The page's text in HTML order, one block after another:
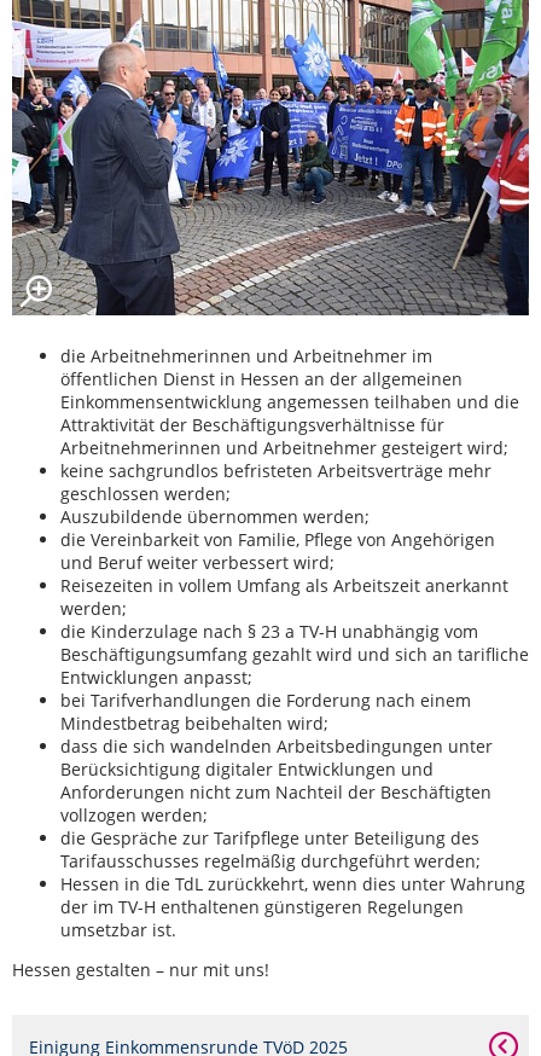
die Arbeitnehmerinnen und Arbeitnehmer im
öffentlichen Dienst in Hessen an der allgemeinen
Einkommensentwicklung angemessen teilhaben und die
Attraktivität der Beschäftigungsverhältnisse für
Arbeitnehmerinnen und Arbeitnehmer gesteigert wird;
keine sachgrundlos befristeten Arbeitsverträge mehr
geschlossen werden;
Auszubildende übernommen werden;
die Vereinbarkeit von Familie, Pflege von Angehörigen
und Beruf weiter verbessert wird;
Reisezeiten in vollem Umfang als Arbeitszeit anerkannt
werden;
die Kinderzulage nach § 23 a TV-H unabhängig vom
Beschäftigungsumfang gezahlt wird und sich an tarifliche
Entwicklungen anpasst;
bei Tarifverhandlungen die Forderung nach einem
Mindestbetrag beibehalten wird;
dass die sich wandelnden Arbeitsbedingungen unter
Berücksichtigung digitaler Entwicklungen und
Anforderungen nicht zum Nachteil der Beschäftigten
vollzogen werden;
die Gespräche zur Tarifpflege unter Beteiligung des
Tarifausschusses regelmäßig durchgeführt werden;
Hessen in die TdL zurückkehrt, wenn dies unter Wahrung
der im TV-H enthaltenen günstigeren Regelungen
umsetzbar ist.
Hessen gestalten – nur mit uns!
Einigung Einkommensrunde TVöD 2025